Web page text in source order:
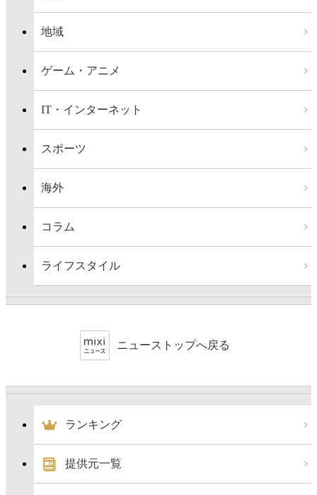
地域
ゲーム・アニメ
IT・インターネット
スポーツ
海外
コラム
ライフスタイル
ニューストップへ戻る
ランキング
提供元一覧